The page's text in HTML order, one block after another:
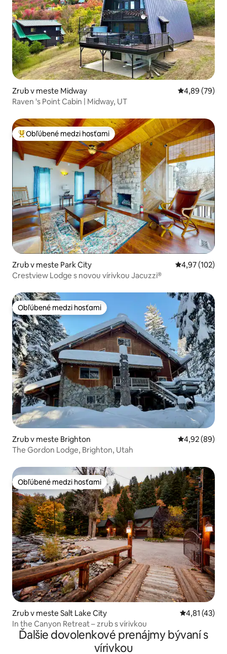
Zrub v meste Midway Priemerné
4,89 (79)
Raven 's Point Cabin | Midway, UT
Najobľúbenejšie medzi hosťami
Obľúbené medzi hosťami
Zrub v meste Park City Priemerné
4,97 (102)
Crestview Lodge s novou vírivkou Jacuzzi®
Obľúbené medzi hosťami
Obľúbené medzi hosťami
Zrub v meste Brighton Priemerné
4,92 (89)
The Gordon Lodge, Brighton, Utah
Obľúbené medzi hosťami
Obľúbené medzi hosťami
Zrub v meste Salt Lake City Priemerné
4,81 (43)
In the Canyon Retreat – zrub s vírivkou
Ďalšie dovolenkové prenájmy bývaní s
vírivkou